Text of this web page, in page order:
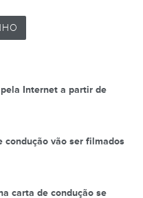
Internet a partir de
condução vão ser filmados
carta de condução se